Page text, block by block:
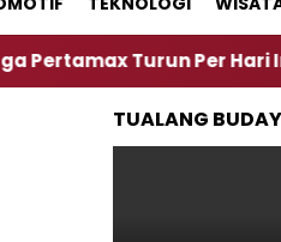
Per Hari Ini, Segini
TUALANG